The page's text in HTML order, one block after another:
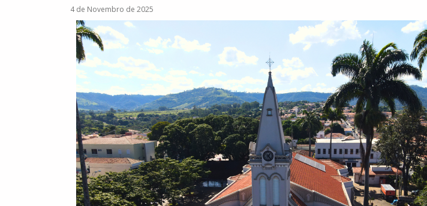
4 de Novembro de 2025